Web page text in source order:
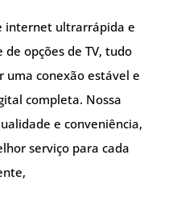
internet ultrarrápida e
opções de TV, tudo
conexão estável e
completa. Nossa
e conveniência,
serviço para cada